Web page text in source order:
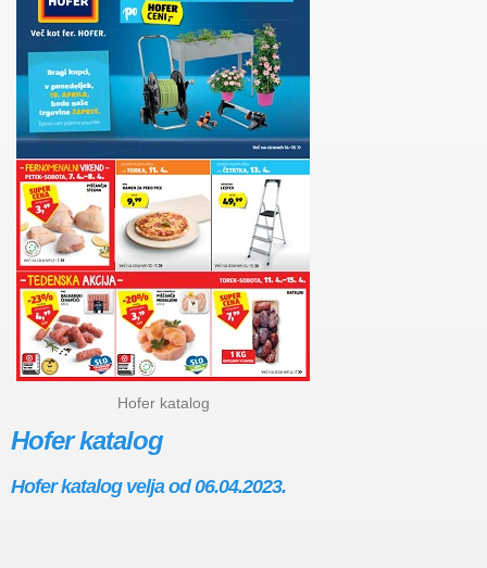
Hofer katalog
Hofer katalog
Hofer katalog velja od 06.04.2023.